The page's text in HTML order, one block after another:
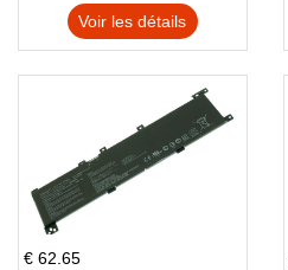
Voir les détails
€ 62.65